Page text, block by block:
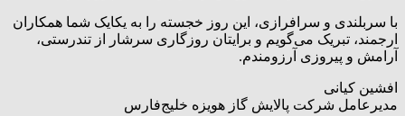
با سربلندی و سرافرازی، این روز خجسته را به یکایک شما همکاران
ارجمند، تبریک می‌گویم و برایتان روزگاری سرشار از تندرستی،
آرامش و پیروزی آرزومندم.
افشین کیانی
مدیرعامل شرکت پالایش گاز هویزه خلیج‌فارس